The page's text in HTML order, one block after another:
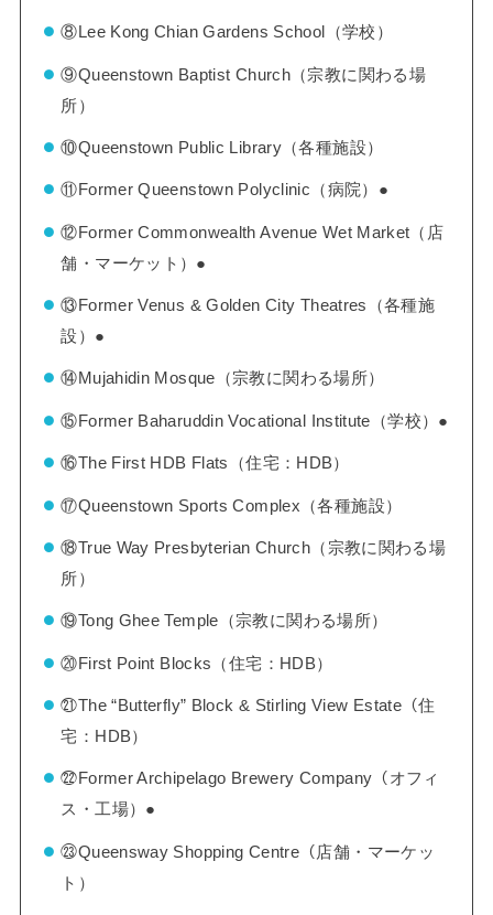
⑧Lee Kong Chian Gardens School（学校）
⑨Queenstown Baptist Church（宗教に関わる場
所）
⑩Queenstown Public Library（各種施設）
⑪Former Queenstown Polyclinic（病院）●
⑫Former Commonwealth Avenue Wet Market（店
舗・マーケット）●
⑬Former Venus & Golden City Theatres（各種施
設）●
⑭Mujahidin Mosque（宗教に関わる場所）
⑮Former Baharuddin Vocational Institute（学校）●
⑯The First HDB Flats（住宅：HDB）
⑰Queenstown Sports Complex（各種施設）
⑱True Way Presbyterian Church（宗教に関わる場
所）
⑲Tong Ghee Temple（宗教に関わる場所）
⑳First Point Blocks（住宅：HDB）
㉑The “Butterfly” Block & Stirling View Estate（住
宅：HDB）
㉒Former Archipelago Brewery Company（オフィ
ス・工場）●
㉓Queensway Shopping Centre（店舗・マーケッ
ト）